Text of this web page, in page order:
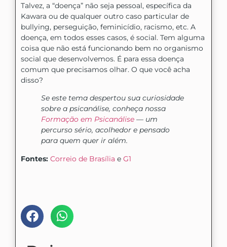
Talvez, a “doença” não seja pessoal, específica da
Kawara ou de qualquer outro caso particular de
bullying, perseguição, feminicídio, racismo, etc. A
doença, em todos esses casos, é social. Tem alguma
coisa que não está funcionando bem no organismo
social que desenvolvemos. É para essa doença
comum que precisamos olhar. O que você acha
disso?
Se este tema despertou sua curiosidade
sobre a psicanálise, conheça nossa
Formação em Psicanálise — um
percurso sério, acolhedor e pensado
para quem quer ir além.
Fontes: Correio de Brasília e G1